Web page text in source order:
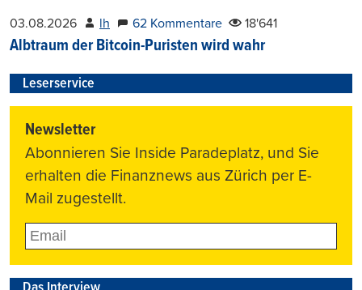
03.08.2026 lh 62 Kommentare 18'641
Albtraum der Bitcoin-Puristen wird wahr
Leserservice
Newsletter
Abonnieren Sie Inside Paradeplatz, und Sie
erhalten die Finanznews aus Zürich per E-
Mail zugestellt.